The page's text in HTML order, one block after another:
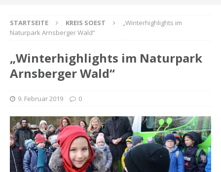
STARTSEITE KREIS SOEST
„Winterhighlights im
Naturpark Arnsberger Wald“
„Winterhighlights im Naturpark
Arnsberger Wald“
9. Februar 2019 0